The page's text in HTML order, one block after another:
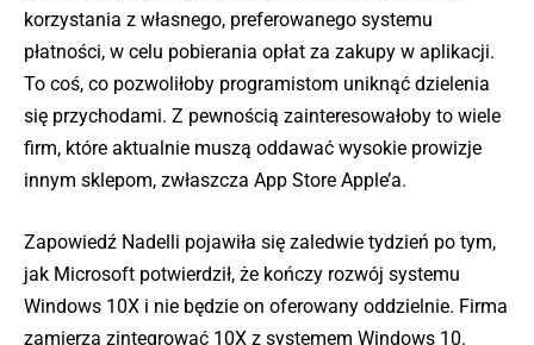
korzystania z własnego, preferowanego systemu
płatności, w celu pobierania opłat za zakupy w aplikacji.
To coś, co pozwoliłoby programistom uniknąć dzielenia
się przychodami. Z pewnością zainteresowałoby to wiele
firm, które aktualnie muszą oddawać wysokie prowizje
innym sklepom, zwłaszcza App Store Apple’a.
Zapowiedź Nadelli pojawiła się zaledwie tydzień po tym,
jak Microsoft potwierdził, że kończy rozwój systemu
Windows 10X i nie będzie on oferowany oddzielnie. Firma
zamierza zintegrować 10X z systemem Windows 10.